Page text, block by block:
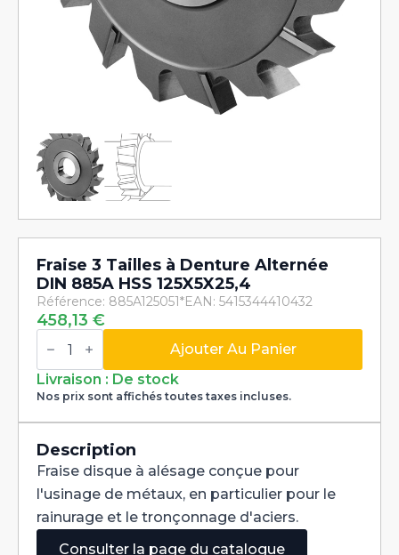
Fraise 3 Tailles à Denture Alternée
DIN 885A HSS 125X5X25,4
Référence: 885A125051*EAN: 5415344410432
458,13 €
quantité
de
3
Tailles
Denture
DIN
885A
HSS
125X5X25,4
Ajouter Au Panier
Livraison : De stock
Nos prix sont affichés toutes taxes incluses.
Description
Fraise disque à alésage conçue pour
l'usinage de métaux, en particulier pour le
rainurage et le tronçonnage d'aciers.
Consulter la page du catalogue